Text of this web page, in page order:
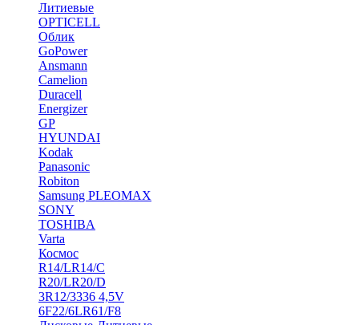
Литиевые
OPTICELL
Облик
GoPower
Ansmann
Camelion
Duracell
Energizer
GP
HYUNDAI
Kodak
Panasonic
Robiton
Samsung PLEOMAX
SONY
TOSHIBA
Varta
Космос
R14/LR14/C
R20/LR20/D
3R12/3336 4,5V
6F22/6LR61/F8